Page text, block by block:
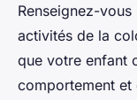
Renseignez-
activités de la
que votre enfant
comportement